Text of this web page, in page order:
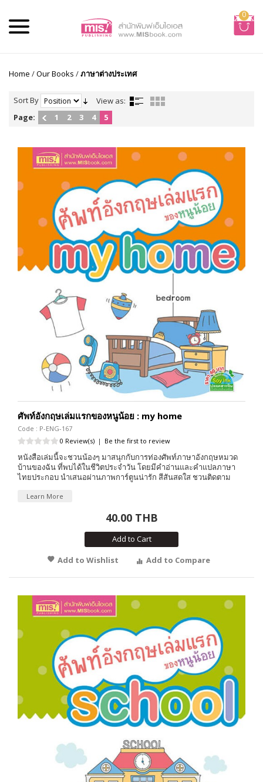
0
Home /Our Books /ภาษาต่างประเทศ
Sort By
View as:
Page:
1 2 3 4 5
ศัพท์อังกฤษเล่มแรกของหนูน้อย : my home
Code : P-ENG-167
0 Review(s) | Be the first to review
หนังสือเล่มนี้จะชวนน้องๆ มาสนุกกับการท่องศัพท์ภาษาอังกฤษหมวด
บ้านของฉัน ที่พบได้ในชีวิตประจำวัน โดยมีคำอ่านและคำแปลภาษา
ไทยประกอบ นำเสนอผ่านภาพการ์ตูนน่ารัก สีสันสดใส ชวนติดตาม
Learn More
40.00 THB
Add to Cart
Add to Wishlist
Add to Compare